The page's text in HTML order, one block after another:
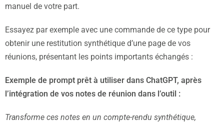
manuel de votre part.
Essayez par exemple avec une commande de ce type pour
obtenir une restitution synthétique d’une page de vos
réunions, présentant les points importants échangés :
Exemple de prompt prêt à utiliser dans ChatGPT, après
l’intégration de vos notes de réunion dans l’outil :
Transforme ces notes en un compte-rendu synthétique,